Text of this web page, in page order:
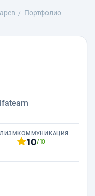
Портфолио
КОММУНИКАЦИЯ
10/10